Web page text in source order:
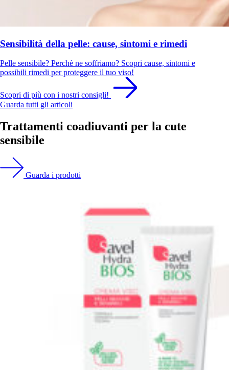
Sensibilità della pelle: cause, sintomi e rimedi
Pelle sensibile? Perchè ne soffriamo? Scopri cause, sintomi e
possibili rimedi per proteggere il tuo viso!
Scopri di più con i nostri consigli!
Guarda tutti gli articoli
Trattamenti coadiuvanti per la cute
sensibile
Guarda i prodotti